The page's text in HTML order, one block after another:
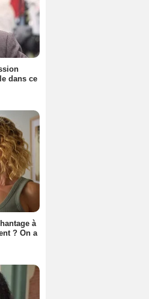
dans ce
à
? On a